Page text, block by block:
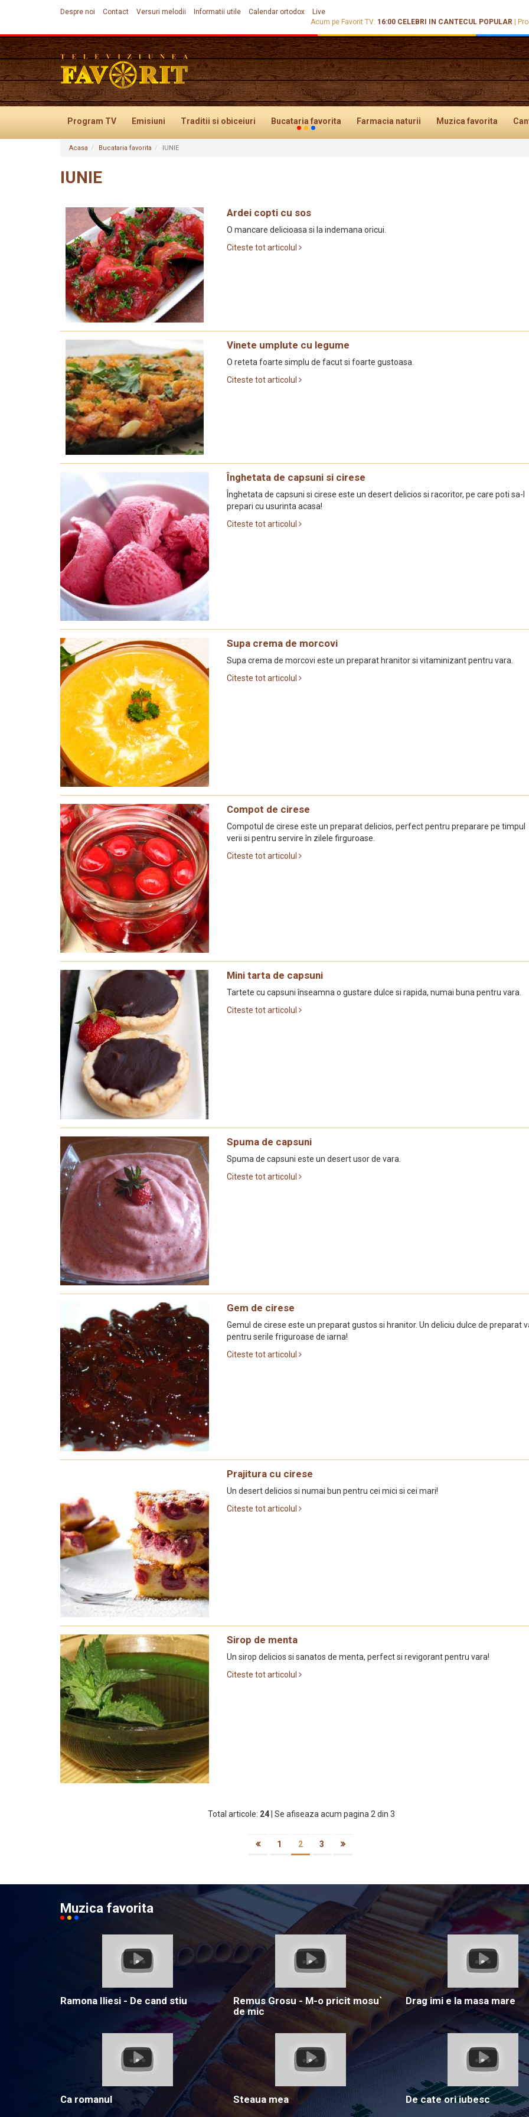
Despre noi Contact Versuri melodii Informatii utile Calendar ortodox
Live
Acum pe Favorit TV: 16:00 CELEBRI IN CANTECUL POPULAR
Program TV Emisiuni Traditii si obiceiuri Bucataria favorita Farmacia naturii Muzica favorita
Evenimente
Acasa Bucataria favorita IUNIE
IUNIE
Ardei copti cu sos
O mancare delicioasa si la indemana oricui.
Citeste tot articolul
Vinete umplute cu legume
O reteta foarte simplu de facut si foarte gustoasa.
Citeste tot articolul
Înghetata de capsuni si cirese
Înghetata de capsuni si cirese este un desert delicios si racoritor, pe care poti sa-l
prepari cu usurinta acasa!
Citeste tot articolul
Supa crema de morcovi
Supa crema de morcovi este un preparat hranitor si vitaminizant pentru vara.
Citeste tot articolul
Compot de cirese
Compotul de cirese este un preparat delicios, perfect pentru preparare pe timpul
verii si pentru servire în zilele firguroase.
Citeste tot articolul
Mini tarta de capsuni
Tartete cu capsuni înseamna o gustare dulce si rapida, numai buna pentru vara.
Citeste tot articolul
Spuma de capsuni
Spuma de capsuni este un desert usor de vara.
Citeste tot articolul
Gem de cirese
Gemul de cirese este un preparat gustos si hranitor. Un deliciu dulce de preparat
pentru serile friguroase de iarna!
Citeste tot articolul
Prajitura cu cirese
Un desert delicios si numai bun pentru cei mici si cei mari!
Citeste tot articolul
Sirop de menta
Un sirop delicios si sanatos de menta, perfect si revigorant pentru vara!
Citeste tot articolul
Total articole: 24| Se afiseaza acum pagina 2 din 3
1 2 3
Muzica favorita
Ramona Iliesi - De cand stiu
Remus Grosu - M-o pricit mosu`
de mic
Drag imi e la masa mare
Ca romanul Steaua mea De cate ori iubesc